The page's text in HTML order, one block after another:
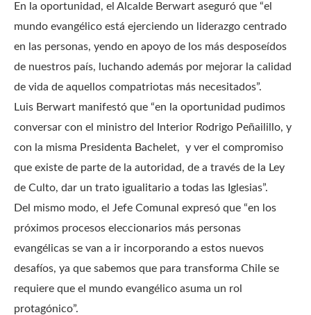
En la oportunidad, el Alcalde Berwart aseguró que “el
mundo evangélico está ejerciendo un liderazgo centrado
en las personas, yendo en apoyo de los más desposeídos
de nuestros país, luchando además por mejorar la calidad
de vida de aquellos compatriotas más necesitados”.
Luis Berwart manifestó que “en la oportunidad pudimos
conversar con el ministro del Interior Rodrigo Peñailillo, y
con la misma Presidenta Bachelet, y ver el compromiso
que existe de parte de la autoridad, de a través de la Ley
de Culto, dar un trato igualitario a todas las Iglesias”.
Del mismo modo, el Jefe Comunal expresó que “en los
próximos procesos eleccionarios más personas
evangélicas se van a ir incorporando a estos nuevos
desafíos, ya que sabemos que para transforma Chile se
requiere que el mundo evangélico asuma un rol
protagónico”.